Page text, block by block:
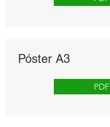
Póster A3
PDF